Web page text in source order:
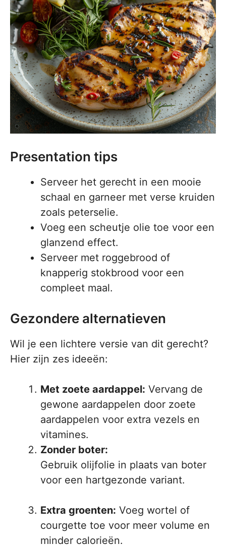
Presentation tips
Serveer het gerecht in een mooie
schaal en garneer met verse kruiden
zoals peterselie.
Voeg een scheutje olie toe voor een
glanzend effect.
Serveer met roggebrood of
knapperig stokbrood voor een
compleet maal.
Gezondere alternatieven
Wil je een lichtere versie van dit gerecht?
Hier zijn zes ideeën:
Met zoete aardappel: Vervang de
gewone aardappelen door zoete
aardappelen voor extra vezels en
vitamines.
Zonder boter:
Gebruik olijfolie in plaats van boter
voor een hartgezonde variant.
Extra groenten: Voeg wortel of
courgette toe voor meer volume en
minder calorieën.